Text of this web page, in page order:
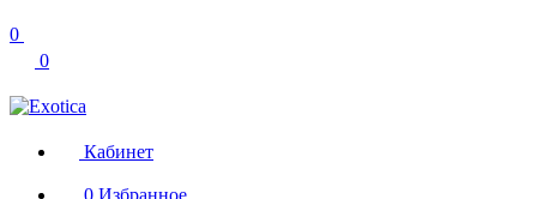
0
0
Кабинет
0 Избранное